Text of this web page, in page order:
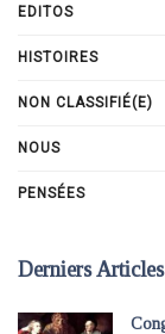
EDITOS
HISTOIRES
NON CLASSIFIÉ(E)
NOUS
PENSÉES
Derniers Articles